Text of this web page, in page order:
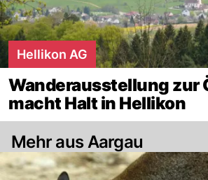
Hellikon AG
Wanderausstellung zur
macht Halt in Hellikon
Mehr aus Aargau